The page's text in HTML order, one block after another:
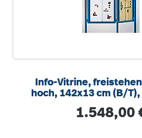
Info-Vitrine,
hoch, 142x13 cm (B/
Regulärer Preis:
1.548,00